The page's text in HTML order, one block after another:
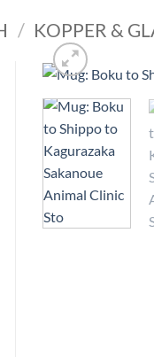
/ KOPPER &